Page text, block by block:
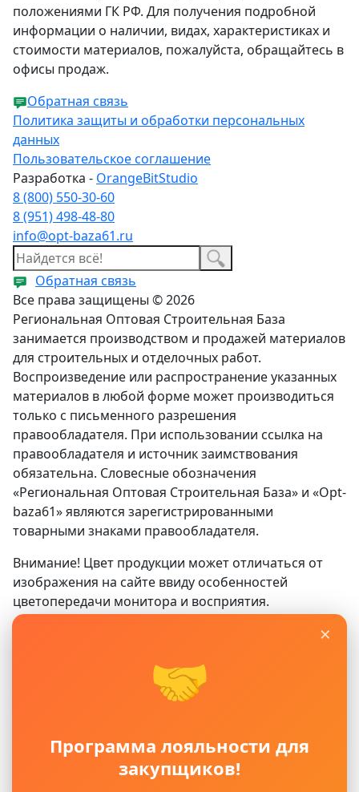
×
🤝
Программа лояльности для
закупщиков!
положениями ГК РФ. Для получения подробной
информации о наличии, видах, характеристиках и
стоимости материалов, пожалуйста, обращайтесь в
офисы продаж.
Обратная связь
Политика защиты и обработки персональных
данных
Пользовательское соглашение
Разработка - OrangeBitStudio
8 (800) 550-30-60
8 (951) 498-48-80
info@opt-baza61.ru
Обратная связь
Все права защищены © 2026
Региональная Оптовая Строительная База
занимается производством и продажей материалов
для строительных и отделочных работ.
Воспроизведение или распространение указанных
материалов в любой форме может производиться
только с письменного разрешения
правообладателя. При использовании ссылка на
правообладателя и источник заимствования
обязательна. Словесные обозначения
«Региональная Оптовая Строительная База» и «Opt-
baza61» являются зарегистрированными
товарными знаками правообладателя.
Внимание! Цвет продукции может отличаться от
изображения на сайте ввиду особенностей
цветопередачи монитора и восприятия.
не является публичной офертой, определяемой
положениями ГК РФ. Для получения подробной
офисы продаж.
Политика защиты и обработки персональных